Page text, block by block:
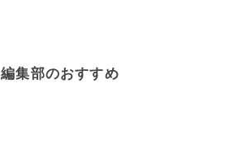
編集部のおすすめ